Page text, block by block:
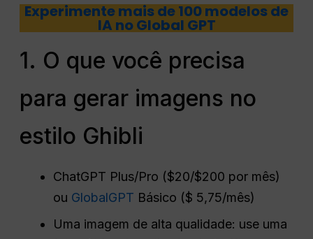
Experimente mais de 100 modelos de
IA no Global GPT
1. O que você precisa
para gerar imagens no
estilo Ghibli
ChatGPT Plus/Pro ($20/$200 por mês)
ou GlobalGPT Básico ($ 5,75/mês)
Uma imagem de alta qualidade: use uma